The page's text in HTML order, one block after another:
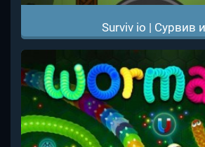
Surviv io | Сурвив